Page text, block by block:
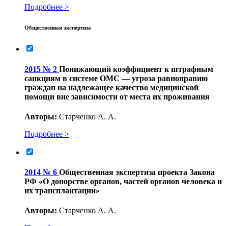
Подробнее >
Общественная экспертиза
2015 № 2 Понижающий коэффициент к штрафным
санкциям в системе ОМС — угроза равноправию
граждан на надлежащее качество медицинской
помощи вне зависимости от места их проживания
Авторы: Старченко А. А.
Подробнее >
2014 № 6 Общественная экспертиза проекта Закона
РФ «О донорстве органов, частей органов человека и
их трансплантации»
Авторы: Старченко А. А.